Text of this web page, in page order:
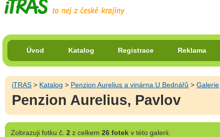
Úvod Katalog Registrace Reklama
iTRAS > Katalog > Penzion Aurelius a vinárna U Bednářů >Galerie
Penzion Aurelius, Pavlov
Zobrazujifotku č. 2 z celkem 26 fotekv této galerii.